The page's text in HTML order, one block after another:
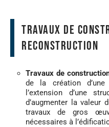
Travaux de
reconstruction
Travaux de
de la création
l’extension d’une
d’augmenter la valeur
travaux de gros
nécessaires à